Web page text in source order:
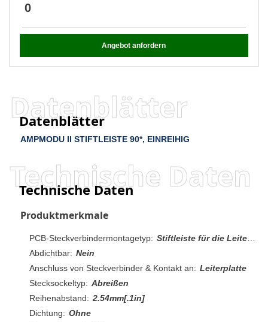
0
Angebot anfordern
Datenblätter
Datenblätter
AMPMODU II STIFTLEISTE 90*, EINREIHIG
Technische Daten
Technische Daten
Produktmerkmale
PCB-Steckverbindermontagetyp: Stiftleiste für die Leiterplattenmontage
Abdichtbar: Nein
Anschluss von Steckverbinder & Kontakt an: Leiterplatte
Stecksockeltyp: Abreißen
Reihenabstand: 2.54mm[.1in]
Dichtung: Ohne